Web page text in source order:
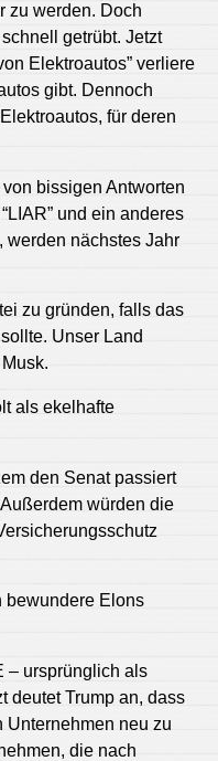
zu werden. Doch
getrübt. Jetzt
Elektroautos” verliere
gibt. Dennoch
für deren
bissigen Antworten
und ein anderes
werden nächstes Jahr
zu gründen, falls das
Unser Land
als ekelhafte
den Senat passiert
würden die
bewundere Elons
– ursprünglich als
deutet Trump an, dass
Unternehmen neu zu
die nach